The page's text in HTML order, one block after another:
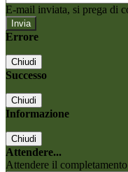
E-mail inviata, si prega di
Errore
Chiudi
Successo
Chiudi
Informazione
Chiudi
Attendere...
Attendere il